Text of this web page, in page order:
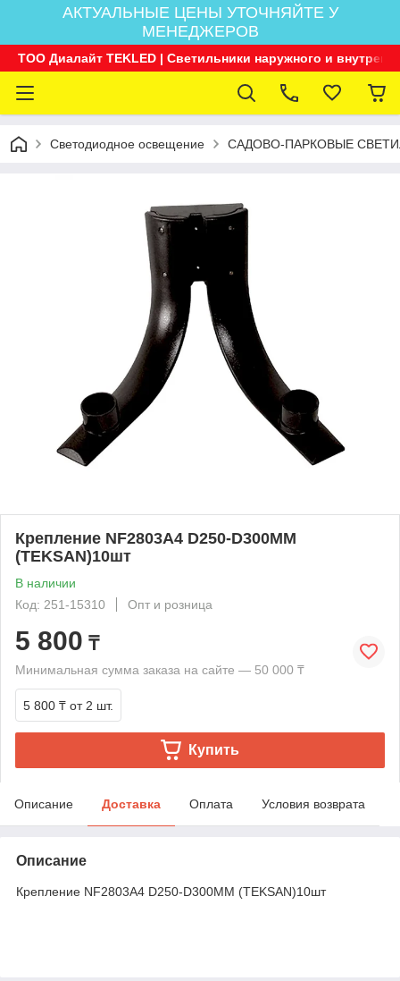
АКТУАЛЬНЫЕ ЦЕНЫ УТОЧНЯЙТЕ У
МЕНЕДЖЕРОВ
ТОО Диалайт TEKLED | Светильники наружного и
Светодиодное освещение САДОВО-ПАРКОВЫЕ
Крепление NF2803A4 D250-D300MM
(TEKSAN)10шт
В наличии
Код: 251-15310
Опт и розница
5 800 ₸
Минимальная сумма заказа на сайте — 50 000 ₸
5 800 ₸ от 2 шт.
Купить
Описание Доставка Оплата Условия возврата
Описание
Крепление NF2803A4 D250-D300MM (TEKSAN)10шт